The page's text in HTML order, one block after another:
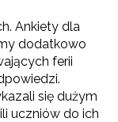
Ankiety dla
dodatkowo
ferii
się dużym
uczniów do ich